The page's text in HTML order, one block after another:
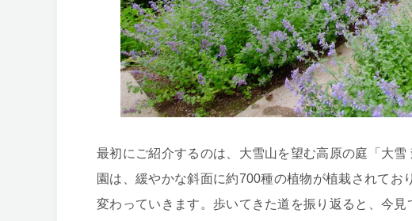
最初にご紹介するのは、大雪山を望む高原の庭「大
園は、緩やかな斜面に約700種の植物が植栽されてお
変わっていきます。歩いてきた道を振り返ると、今